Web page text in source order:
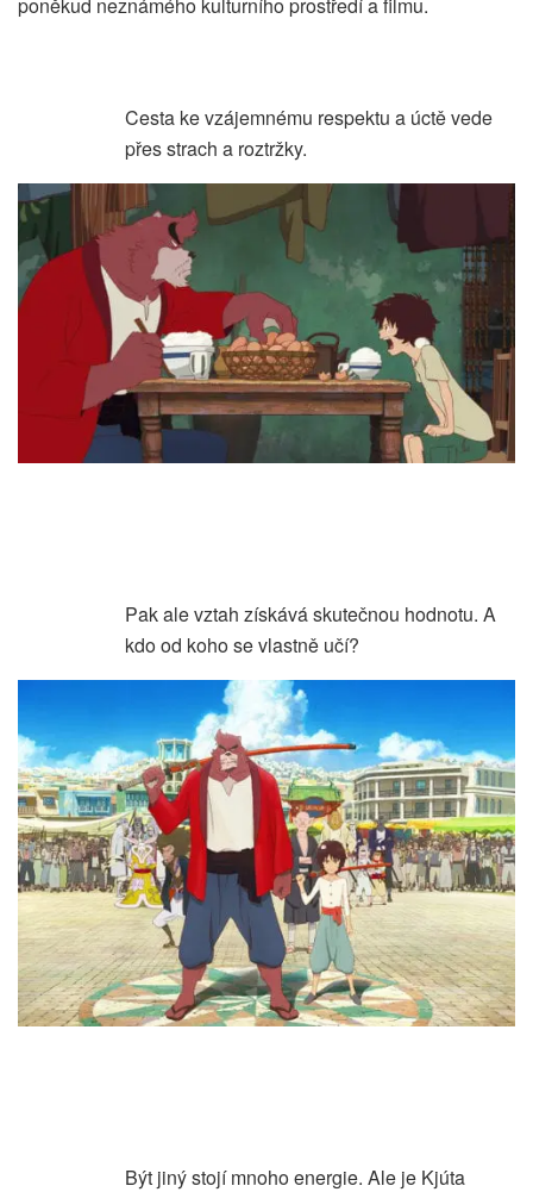
Cesta ke vzájemnému respektu a úctě vede
přes strach a roztržky.
Pak ale vztah získává skutečnou hodnotu. A
kdo od koho se vlastně učí?
Být jiný stojí mnoho energie. Ale je Kjúta